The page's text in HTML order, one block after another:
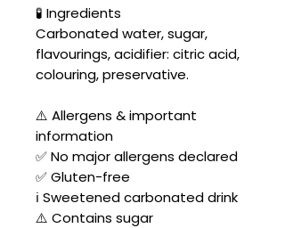
🧪 Ingredients
Carbonated water, sugar,
flavourings, acidifier: citric acid,
colouring, preservative.
⚠️ Allergens & important
information
✅ No major allergens declared
✅ Gluten-free
ℹ️ Sweetened carbonated drink
⚠️ Contains sugar